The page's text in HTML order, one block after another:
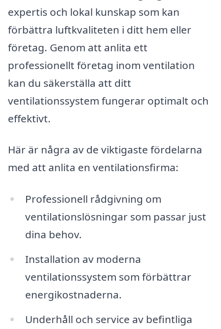
expertis och lokal kunskap som kan
förbättra luftkvaliteten i ditt hem eller
företag. Genom att anlita ett
professionellt företag inom ventilation
kan du säkerställa att ditt
ventilationssystem fungerar optimalt och
effektivt.
Här är några av de viktigaste fördelarna
med att anlita en ventilationsfirma:
Professionell rådgivning om
ventilationslösningar som passar just
dina behov.
Installation av moderna
ventilationssystem som förbättrar
energikostnaderna.
Underhåll och service av befintliga